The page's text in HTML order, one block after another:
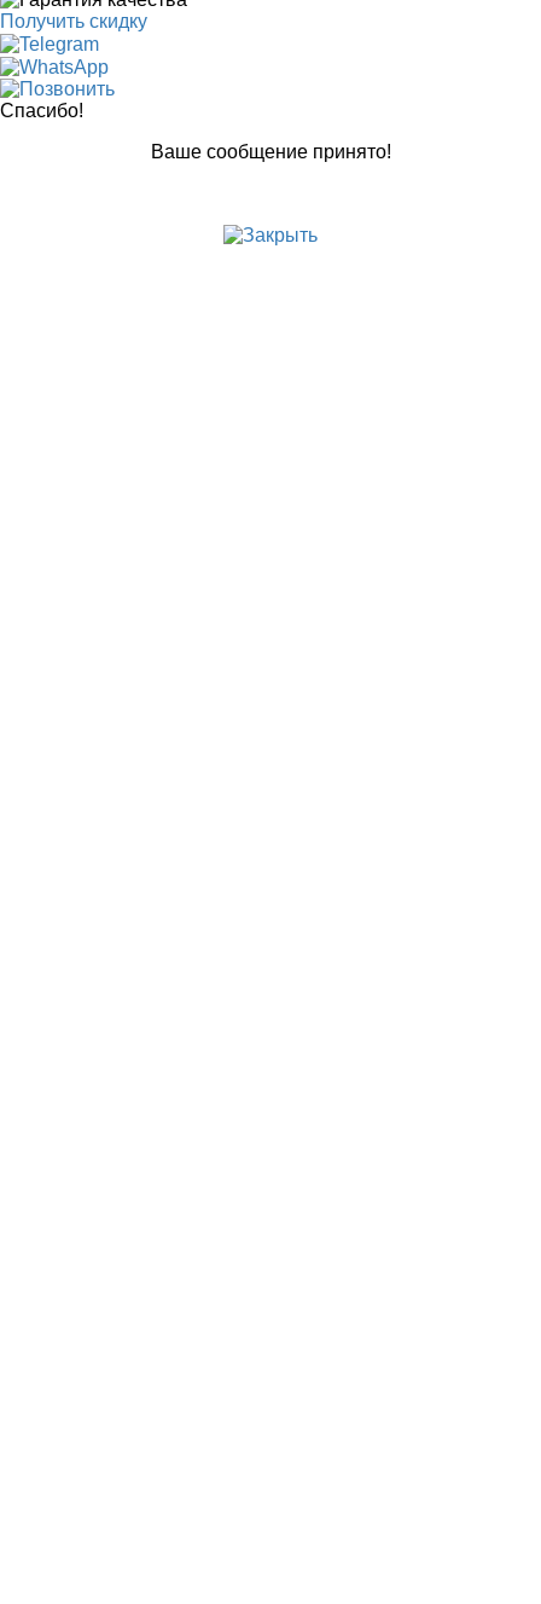
Получить скидку
Спасибо!
Ваше сообщение принято!